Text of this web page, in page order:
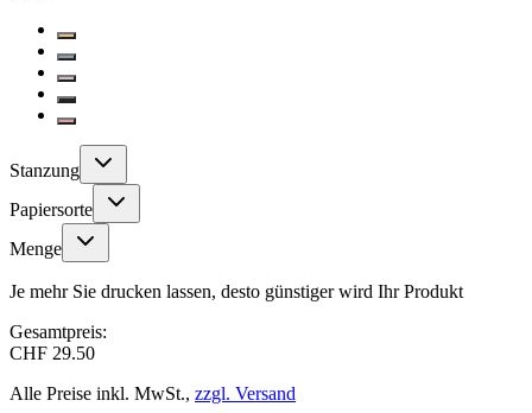
Stanzung
Papiersorte
Menge
Je mehr Sie drucken lassen, desto günstiger wird Ihr Produkt
Gesamtpreis:
CHF 29.50
Alle Preise inkl. MwSt., zzgl. Versand